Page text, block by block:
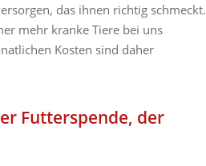
das ihnen richtig schmeckt.
mehr kranke Tiere bei uns
Kosten sind daher
Futterspende, der